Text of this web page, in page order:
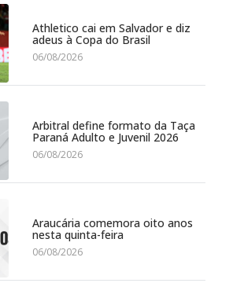
Athletico cai em Salvador e diz
adeus à Copa do Brasil
06/08/2026
Arbitral define formato da Taça
Paraná Adulto e Juvenil 2026
06/08/2026
Araucária comemora oito anos
nesta quinta-feira
06/08/2026